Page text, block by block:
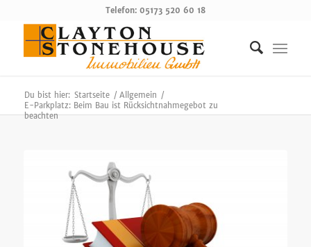
Telefon: 05173 520 60 18
Du bist hier: Startseite / Allgemein /
E-Parkplatz: Beim Bau ist Rücksichtnahmegebot zu
beachten